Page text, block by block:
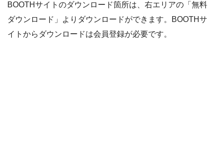
BOOTHサイトのダウンロード箇所は、右エリアの「無料
ダウンロード」よりダウンロードができます。BOOTHサ
イトからダウンロードは会員登録が必要です。